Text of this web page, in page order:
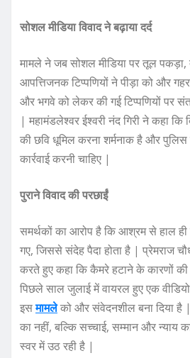
सोशल मीडिया विवाद ने बढ़ाया दर्द
मामले ने जब सोशल मीडिया पर तूल
आपत्तिजनक टिप्पणियों ने पीड़ा को और
और भगवे को लेकर की गई टिप्पणियों पर
| महामंडलेश्वर ईश्वरी नंद गिरी ने कहा कि
की छवि धूमिल करना शर्मनाक है और
कार्रवाई करनी चाहिए |
पुराने विवाद की परछाईं
समर्थकों का आरोप है कि आश्रम से हाल ही
गए, जिससे संदेह पैदा होता है | प्रेमराज
करते हुए कहा कि कैमरे हटाने के कारणों की
पिछले साल जुलाई में वायरल हुए एक
इसमामलेको और संवेदनशील बना दिया
का नहीं, बल्कि सच्चाई, सम्मान और
स्वर में उठ रही है |